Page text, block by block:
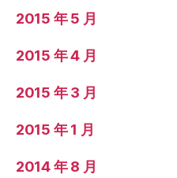
2015 年 5 月
2015 年 4 月
2015 年 3 月
2015 年 1 月
2014 年 8 月